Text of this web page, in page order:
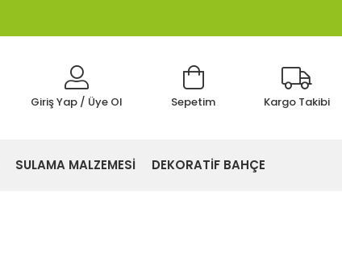
Giriş Yap / Üye Ol Sepetim Kargo Takibi
SULAMA MALZEMESİ DEKORATİF BAHÇE